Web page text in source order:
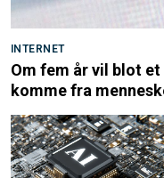
INTERNET
Om fem år vil blot
komme fra